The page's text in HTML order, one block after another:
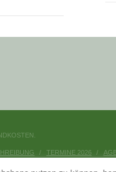
TERMINE 2026